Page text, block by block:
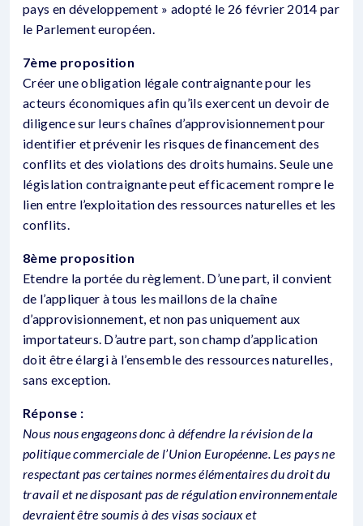
pays en développement » adopté le 26 février 2014 par
le Parlement européen.
7ème proposition
Créer une obligation légale contraignante pour les
acteurs économiques afin qu’ils exercent un devoir de
diligence sur leurs chaînes d’approvisionnement pour
identifier et prévenir les risques de financement des
conflits et des violations des droits humains. Seule une
législation contraignante peut efficacement rompre le
lien entre l’exploitation des ressources naturelles et les
conflits.
8ème proposition
Etendre la portée du règlement. D’une part, il convient
de l’appliquer à tous les maillons de la chaîne
d’approvisionnement, et non pas uniquement aux
importateurs. D’autre part, son champ d’application
doit être élargi à l’ensemble des ressources naturelles,
sans exception.
Réponse :
Nous nous engageons donc à défendre la révision de la
politique commerciale de l’Union Européenne. Les pays ne
respectant pas certaines normes élémentaires du droit du
travail et ne disposant pas de régulation environnementale
devraient être soumis à des visas sociaux et